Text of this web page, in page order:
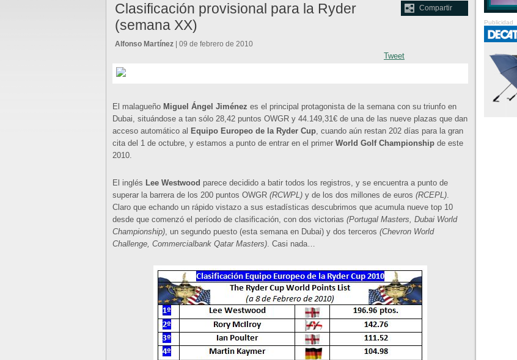
Compartir
Clasificación provisional para la Ryder
(semana XX)
Tweet
Alfonso Martínez | 09 de febrero de 2010
El malagueño Miguel Ángel Jiménez es el principal protagonista de la semana con su triunfo en
Dubai, situándose a tan sólo 28,42 puntos OWGR y 44.149,31€ de una de las nueve plazas que dan
acceso automático al Equipo Europeo de la Ryder Cup, cuando aún restan 202 días para la gran
cita del 1 de octubre, y estamos a punto de entrar en el primer World Golf Championship de este
2010.
El inglés Lee Westwood parece decidido a batir todos los registros, y se encuentra a punto de
superar la barrera de los 200 puntos OWGR (RCWPL) y de los dos millones de euros (RCEPL).
Claro que echando un rápido vistazo a sus estadísticas descubrimos que acumula nueve top 10
desde que comenzó el período de clasificación, con dos victorias (Portugal Masters, Dubai World
Championship), un segundo puesto (esta semana en Dubai) y dos terceros (Chevron World
Challenge, Commercialbank Qatar Masters). Casi nada…
Publicidad